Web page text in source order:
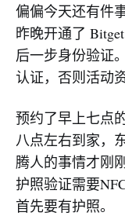
偏偏今天还有件
昨晚开通了
后一步身份验证
认证，否则活动
预约了早上七点
八点左右到家，
腾人的事情才刚
护照验证需要
首先要有护照。